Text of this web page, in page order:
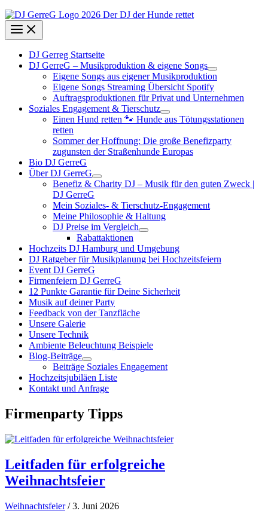
DJ Gerreg Startseite
DJ GerreG – Musikproduktion & eigene Songs
Eigene Songs aus eigener Musikproduktion
Eigene Songs Streaming Übersicht Spotify
Auftragsproduktionen für Privat und Unternehmen
Soziales Engagement & Tierschutz
Einen Hund retten 🐾 Hunde aus Tötungsstationen
retten
Sommer der Hoffnung: Die große Benefizparty
zugunsten der Straßenhunde Europas
Bio DJ GerreG
Über DJ GerreG
Benefiz & Charity DJ – Musik für den guten Zweck |
DJ GerreG
Mein Soziales- & Tierschutz-Engagement
Meine Philosophie & Haltung
DJ Preise im Vergleich
Rabattaktionen
Hochzeits DJ Hamburg und Umgebung
DJ Ratgeber für Musikplanung bei Hochzeitsfeiern
Event DJ GerreG
Firmenfeiern DJ GerreG
12 Punkte Garantie für Deine Sicherheit
Musik auf deiner Party
Feedback von der Tanzfläche
Unsere Galerie
Unsere Technik
Ambiente Beleuchtung Beispiele
Blog-Beiträge
Beiträge Soziales Engagement
Hochzeitsjubiläen Liste
Kontakt und Anfrage
Firmenparty Tipps
Leitfaden für erfolgreiche
Weihnachtsfeier
Weihnachtsfeier/ 3. Juni 2026